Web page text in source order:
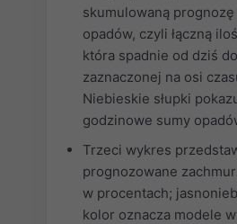
skumulowaną prognozę
opadów, czyli łączną
która spadnie od dziś
zaznaczonej na osi
Niebieskie słupki
godzinowe sumy
Trzeci wykres
prognozowane
w procentach;
kolor oznacza modele